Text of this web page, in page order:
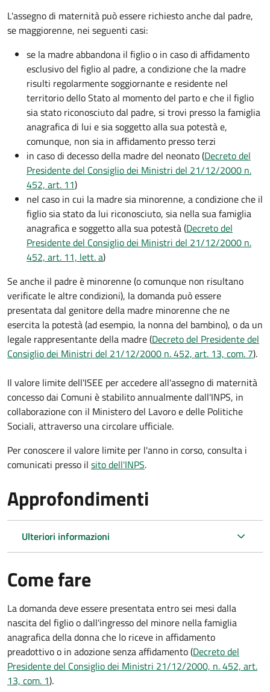
L'assegno di maternità può essere richiesto anche dal padre,
se maggiorenne, nei seguenti casi:
se la madre abbandona il figlio o in caso di affidamento
esclusivo del figlio al padre, a condizione che la madre
risulti regolarmente soggiornante e residente nel
territorio dello Stato al momento del parto e che il figlio
sia stato riconosciuto dal padre, si trovi presso la famiglia
anagrafica di lui e sia soggetto alla sua potestà e,
comunque, non sia in affidamento presso terzi
in caso di decesso della madre del neonato (Decreto del
Presidente del Consiglio dei Ministri del 21/12/2000 n.
452, art. 11)
nel caso in cui la madre sia minorenne, a condizione che il
figlio sia stato da lui riconosciuto, sia nella sua famiglia
anagrafica e soggetto alla sua potestà (Decreto del
Presidente del Consiglio dei Ministri del 21/12/2000 n.
452, art. 11, lett. a)
Se anche il padre è minorenne (o comunque non risultano
verificate le altre condizioni), la domanda può essere
presentata dal genitore della madre minorenne che ne
esercita la potestà (ad esempio, la nonna del bambino), o da un
legale rappresentante della madre (Decreto del Presidente del
Consiglio dei Ministri del 21/12/2000 n. 452, art. 13, com. 7).
Il valore limite dell'ISEE per accedere all'assegno di maternità
concesso dai Comuni è stabilito annualmente dall'INPS, in
collaborazione con il Ministero del Lavoro e delle Politiche
Sociali, attraverso una circolare ufficiale.
Per conoscere il valore limite per l'anno in corso, consulta i
comunicati presso il sito dell'INPS.
Approfondimenti
Ulteriori informazioni
Come fare
La domanda deve essere presentataentro sei mesi dalla
nascita del figlio o dall'ingresso del minore nella famiglia
anagrafica della donna che lo riceve in affidamento
preadottivo o in adozione senza affidamento (Decreto del
Presidente del Consiglio dei Ministri 21/12/2000, n. 452, art.
13, com. 1).